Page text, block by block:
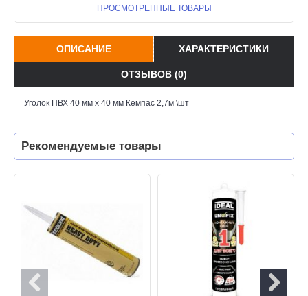
ПРОСМОТРЕННЫЕ ТОВАРЫ
ОПИСАНИЕ ХАРАКТЕРИСТИКИ
ОТЗЫВОВ (0)
Уголок ПВХ 40 мм х 40 мм Кемпас 2,7м \шт
Рекомендуемые товары